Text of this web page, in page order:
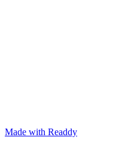
Made with Readdy